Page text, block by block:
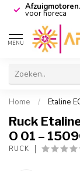
voor horeca
MENU
Home / Etaline
Ruck
O 01 –
RUCK